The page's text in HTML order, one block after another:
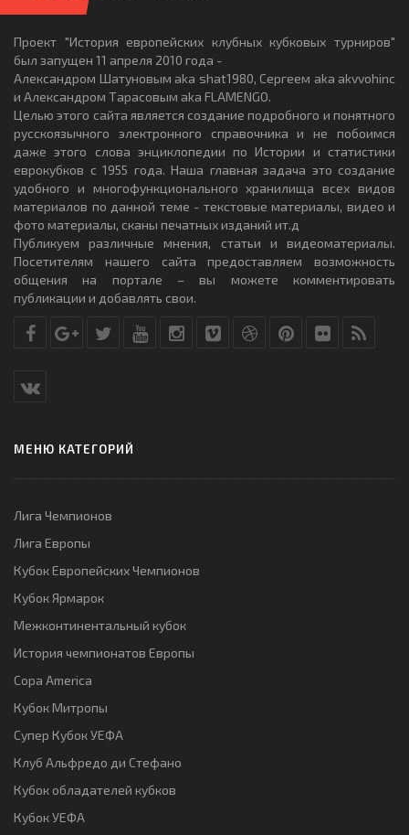
Проект "История европейских клубных кубковых турниров"
был запущен 11 апреля 2010 года -
Александром Шатуновым aka shat1980, Сергеем aka akvvohinc
и Александром Тарасовым aka FLAMENGO.
Целью этого сайта является создание подробного и понятного
русскоязычного электронного справочника и не побоимся
даже этого слова энциклопедии по Истории и статистики
еврокубков с 1955 года. Наша главная задача это создание
удобного и многофункционального хранилища всех видов
материалов по данной теме - текстовые материалы, видео и
фото материалы, сканы печатных изданий ит.д
Публикуем различные мнения, статьи и видеоматериалы.
Посетителям нашего сайта предоставляем возможность
общения на портале – вы можете комментировать
публикации и добавлять свои.
МЕНЮ КАТЕГОРИЙ
Лига Чемпионов
Лига Европы
Кубок Европейских Чемпионов
Кубок Ярмарок
Межконтинентальный кубок
История чемпионатов Европы
Copa America
Кубок Митропы
Супер Кубок УЕФА
Клуб Альфредо ди Стефано
Кубок обладателей кубков
Кубок УЕФА